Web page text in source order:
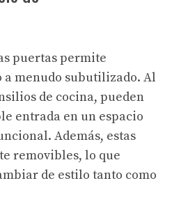
puertas permite
a menudo subutilizado. Al
de cocina, pueden
entrada en un espacio
Además, estas
removibles, lo que
de estilo tanto como